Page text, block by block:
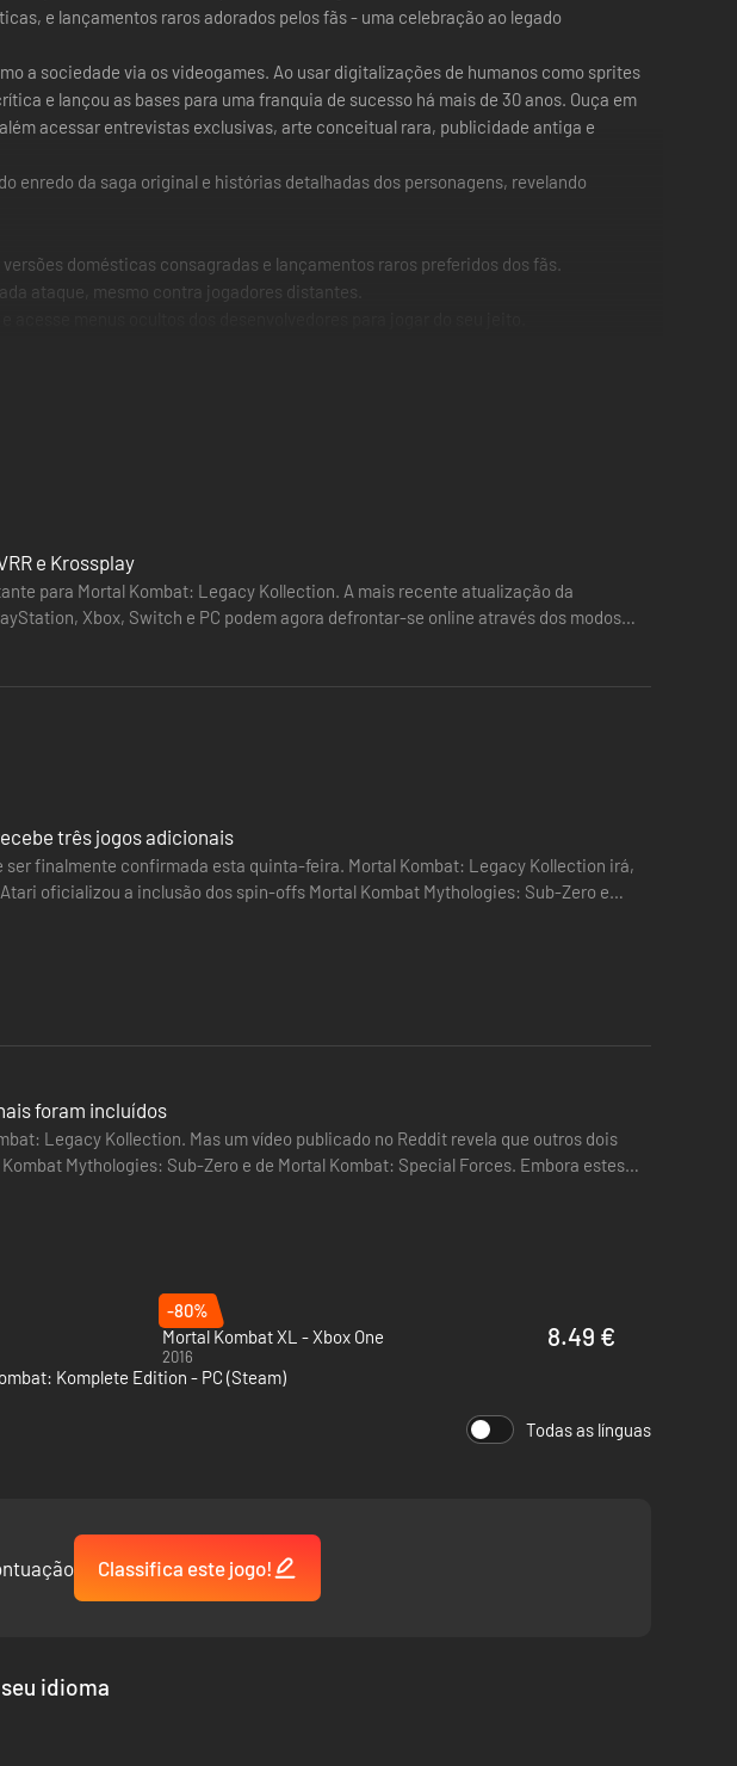
e lançamentos raros adorados pelos fãs - uma celebração ao legado
a sociedade via os videogames. Ao usar digitalizações de humanos como sprites
e lançou as bases para uma franquia de sucesso há mais de 30 anos. Ouça em
acessar entrevistas exclusivas, arte conceitual rara, publicidade antiga e
enredo da saga original e histórias detalhadas dos personagens, revelando
domésticas consagradas e lançamentos raros preferidos dos fãs.
ataque, mesmo contra jogadores distantes.
original (Ed Boon, John Tobias, Dan Forden, John Vogel e dezenas de outros).
Earthrealm, Outworld e Edenia durante a era arcade.
e Krossplay
para Mortal Kombat: Legacy Kollection. A mais recente atualização da
Xbox, Switch e PC podem agora defrontar-se online através dos modos
três jogos adicionais
finalmente confirmada esta quinta-feira. Mortal Kombat: Legacy Kollection irá,
oficializou a inclusão dos spin-offs Mortal Kombat Mythologies: Sub-Zero e
originalmente…
foram incluídos
Legacy Kollection. Mas um vídeo publicado no Reddit revela que outros dois
Mythologies: Sub-Zero e de Mortal Kombat: Special Forces. Embora estes
-80%
Mortal Kombat XL - Xbox One
2016
8.49 €
Komplete Edition - PC (Steam)
Todas as línguas
Classifica este jogo!
idioma